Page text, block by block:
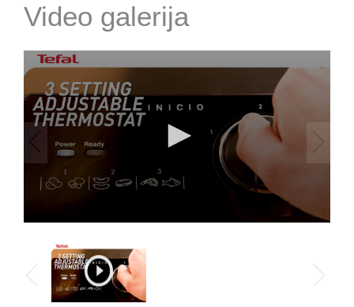
Video galerija